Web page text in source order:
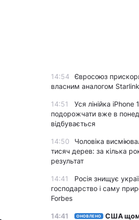
14:54
Євросоюз
власним аналогом Starlink
14:51
Уся лінійка
подорожчати вже в
відбувається
14:50
Чоловіка
тисяч дерев: за кілька
результат
14:41
Росія знищує
господарство і саму
Forbes
14:41 ОНОВЛЕНО США